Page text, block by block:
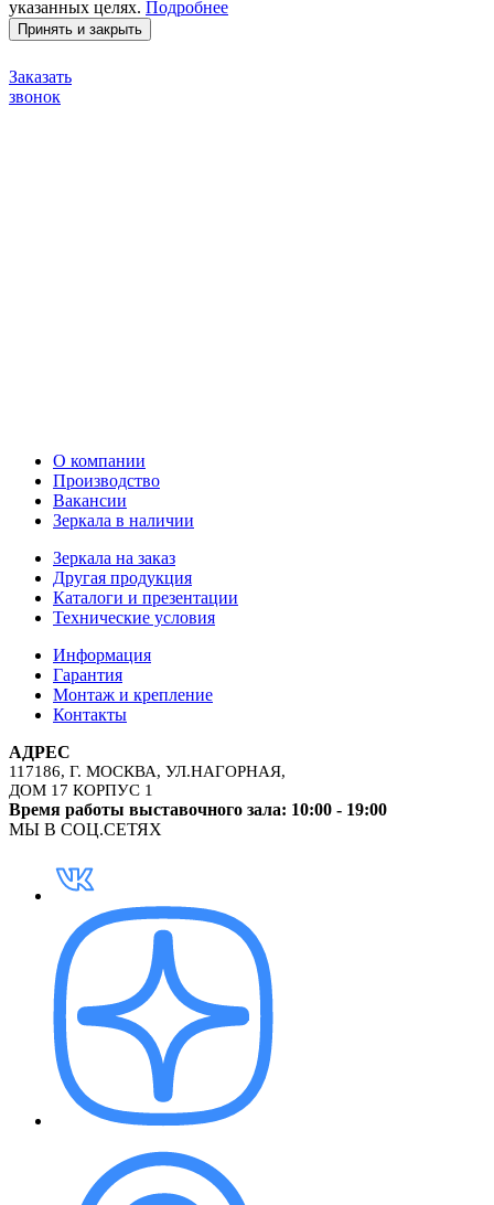
указанных целях. Подробнее
Принять и закрыть
Заказать
звонок
О компании
Производство
Вакансии
Зеркала в наличии
Зеркала на заказ
Другая продукция
Каталоги и презентации
Технические условия
Информация
Гарантия
Монтаж и крепление
Контакты
АДРЕС
117186, Г. МОСКВА, УЛ.НАГОРНАЯ,
ДОМ 17 КОРПУС 1
Время работы выставочного зала: 10:00 - 19:00
МЫ В СОЦ.СЕТЯХ